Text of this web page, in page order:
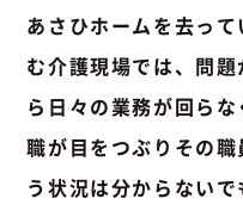
あさひホームを去っ
む介護現場では、問
ら日々の業務が回ら
職が目をつぶりその
う状況は分からない